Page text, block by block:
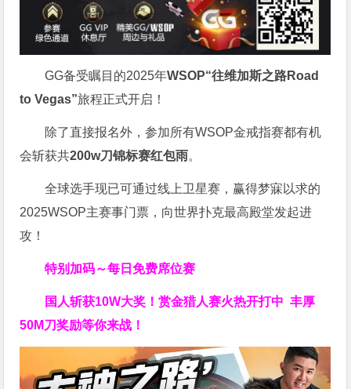
GG备受瞩目的2025年WSOP“往维加斯之路Road
to Vegas”旅程正式开启！
除了直接报名外，参加所有WSOP金戒指赛都有机
会斩获共200w刀锦标赛红包雨。
全球选手现已可通过线上卫星赛，赢得梦寐以求的
2025WSOP主赛事门票，向世界扑克最高殿堂发起进
攻！
特别加码～每日免费席位赛
国人斩获10W大奖！赏金猎人赛火热开打中 丰厚
50M刀奖励等你来战！